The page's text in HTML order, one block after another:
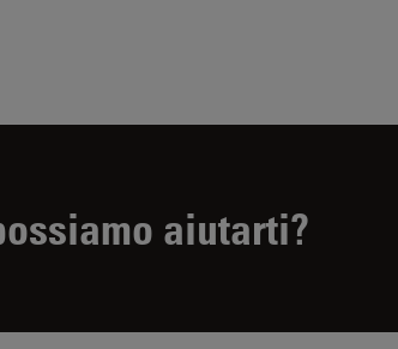
aiutarti?